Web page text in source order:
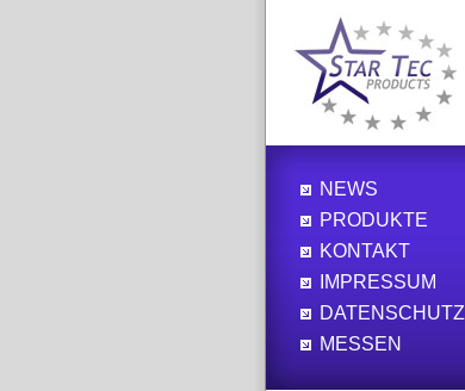
NEWS
PRODUKTE
KONTAKT
IMPRESSUM
DATENSCHUTZ
MESSEN